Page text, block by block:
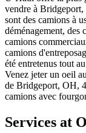
vendre à Bridgeport,
sont des camions à
déménagement, des
camions
camions
été entretenus tout
Venez jeter un oeil
de Bridgeport, OH,
camions avec
Services at